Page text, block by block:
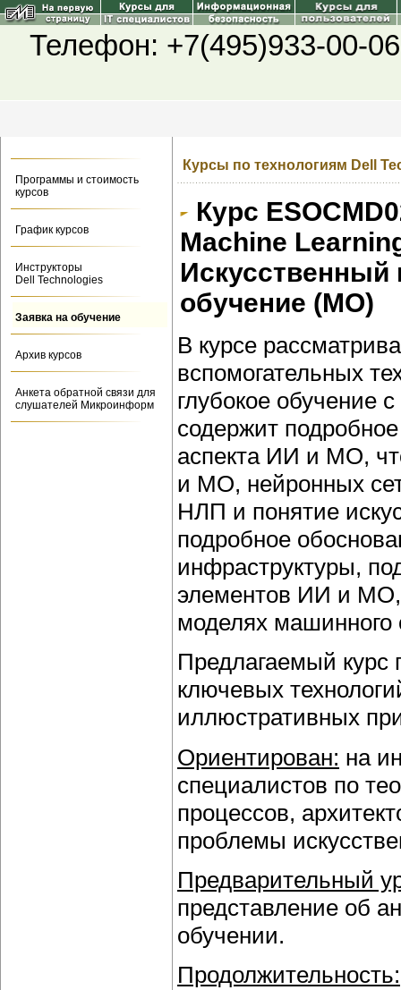
Телефон: +7(495)933-00-
Программы и стоимость
курсов
График курсов
Инструкторы
Dell Technologies
Заявка на обучение
Архив курсов
Анкета обратной связи для
слушателей Микроинформ
Курсы по технологиям Dell
Курс
Machine
обучение (МО)
В курсе
вспомогательных
глубокое обучение
содержит
аспекта ИИ и МО,
и МО, нейронных
НЛП и понятие
подробное
инфраструктуры,
элементов ИИ и
моделях машинного
Предлагаемый курс
ключевых
иллюстративных
Ориентирован: на
специалистов по
процессов,
проблемы
Предварительный
представление об
обучении.
Продолжительность: